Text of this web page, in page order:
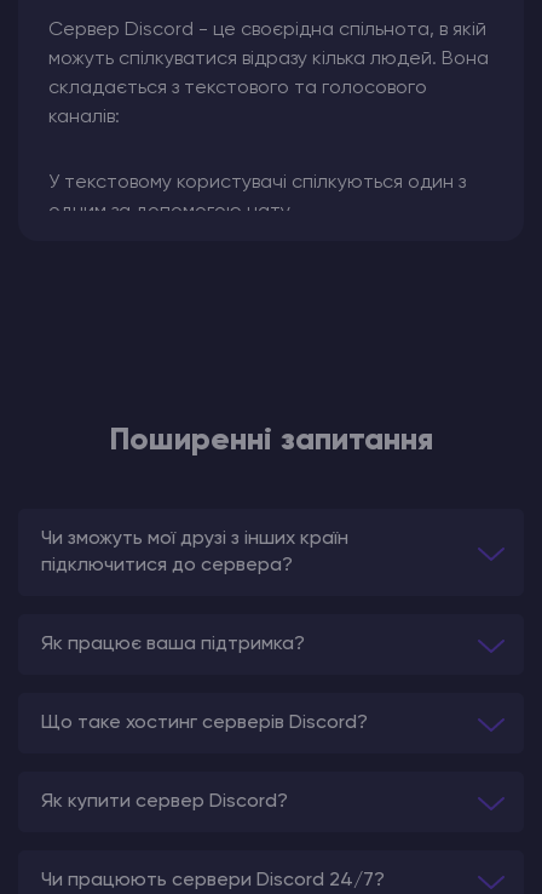
Сервер Discord - це своєрідна спільнота, в якій
можуть спілкуватися відразу кілька людей. Вона
складається з текстового та голосового
каналів:
У текстовому користувачі спілкуються один з
одним за допомогою чату.
інтересами.
серверів, що відповідають вашим потребам і
бюджету.DiscordСерверний хо
ігрового процесу.
Орендуйте власний потужний
ігрові хостингові рішення на найкращому
підтримку 24/7 і оптимізовані мережі з
Поширенні запитання
Чи зможуть мої друзі з інших країн
підключитися до сервера?
Як працює ваша підтримка?
Що таке хостинг серверів Discord?
Як купити сервер Discord?
Чи працюють сервери Discord 24/7?